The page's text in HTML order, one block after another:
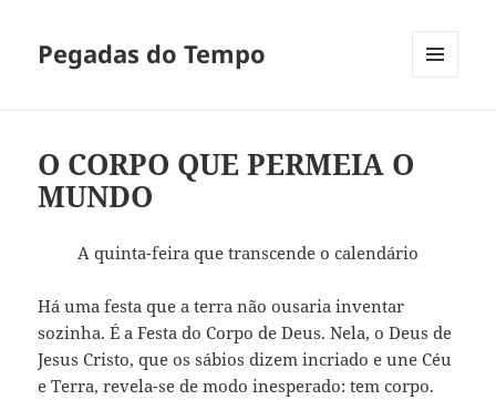
Pegadas do Tempo
O CORPO QUE PERMEIA O
MUNDO
A quinta-feira que transcende o calendário
Há uma festa que a terra não ousaria inventar
sozinha. É a Festa do Corpo de Deus. Nela, o Deus de
Jesus Cristo, que os sábios dizem incriado e une Céu
e Terra, revela-se de modo inesperado: tem corpo.